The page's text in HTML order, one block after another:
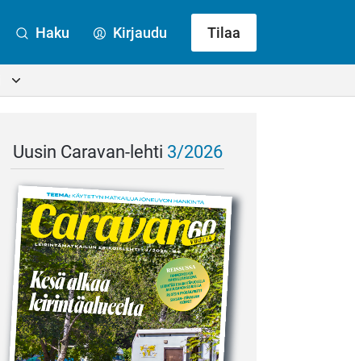
Haku Kirjaudu Tilaa
Uusin Caravan-lehti 3/2026